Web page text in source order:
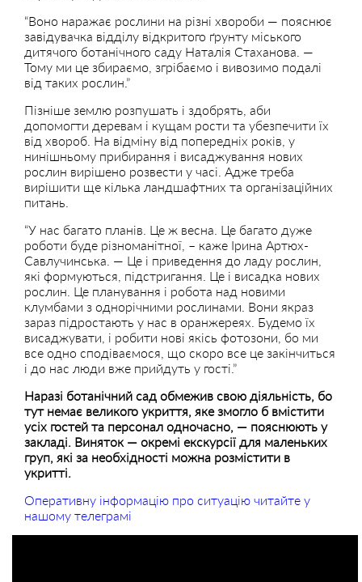
“Воно наражає рослини на різні хвороби — пояснює
завідувачка відділу відкритого ґрунту міського
дитячого ботанічного саду Наталія Стаханова. —
Тому ми це збираємо, згрібаємо і вивозимо подалі
від таких рослин.”
Пізніше землю розпушать і здобрять, аби
допомогти деревам і кущам рости та убезпечити їх
від хвороб. На відміну від попередніх років, у
нинішньому прибирання і висаджування нових
рослин вирішено розвести у часі. Адже треба
вирішити ще кілька ландшафтних та організаційних
питань.
“У нас багато планів. Це ж весна. Це багато дуже
роботи буде різноманітної, – каже Ірина Артюх-
Савлучинська. — Це і приведення до ладу рослин,
які формуються, підстригання. Це і висадка нових
рослин. Це планування і робота над новими
клумбами з однорічними рослинами. Вони якраз
зараз підростають у нас в оранжереях. Будемо їх
висаджувати, і робити нові якісь фотозони, бо ми
все одно сподіваємося, що скоро все це закінчиться
і до нас люди вже прийдуть у гості.”
Наразі ботанічний сад обмежив свою діяльність, бо
тут немає великого укриття, яке змогло б вмістити
усіх гостей та персонал одночасно, — пояснюють у
закладі. Виняток — окремі екскурсії для маленьких
груп, які за необхідності можна розмістити в
укритті.
Оперативну інформацію про ситуацію читайте у
нашому телеграмі